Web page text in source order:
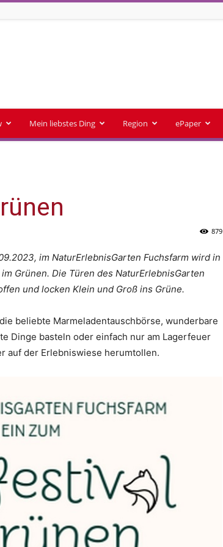
Mein liebstes Ding Region ePaper
879
im NaturErlebnisGarten Fuchsfarm wird in
Grünen. Die Türen des NaturErlebnisGarten
und locken Klein und Groß ins Grüne.
beliebte Marmeladentauschbörse, wunderbare
Dinge basteln oder einfach nur am Lagerfeuer
auf der Erlebniswiese herumtollen.